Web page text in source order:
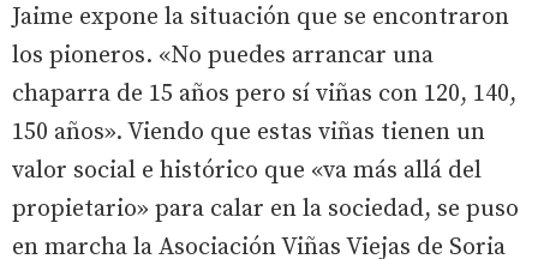
Jaime expone la situación que se encontraron
los pioneros. «No puedes arrancar una
chaparra de 15 años pero sí viñas con 120, 140,
150 años». Viendo que estas viñas tienen un
valor social e histórico que «va más allá del
propietario» para calar en la sociedad, se puso
en marcha la Asociación Viñas Viejas de Soria